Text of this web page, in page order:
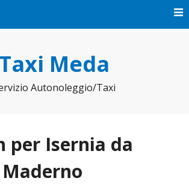
Taxi Meda
Autonoleggio/Taxi
per Isernia da
Maderno